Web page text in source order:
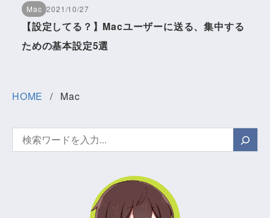
Mac 2021/10/27
【設定してる？】Macユーザーに送る、集中する
ための基本設定5選
HOME Mac
検
索